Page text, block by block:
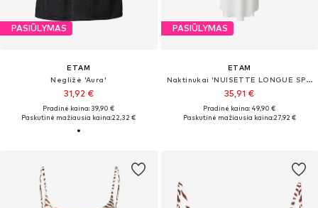
PASIŪLYMAS
ETAM
Negližė 'Aura'
31,92 €
Pradinė kaina: 39,90 €
Paskutinė mažiausia kaina:22,32 €
PASIŪLYMAS
ETAM
Naktinukai 'NUISETTE LONGUE SPE'
35,91 €
Pradinė kaina: 49,90 €
Paskutinė mažiausia kaina:27,92 €